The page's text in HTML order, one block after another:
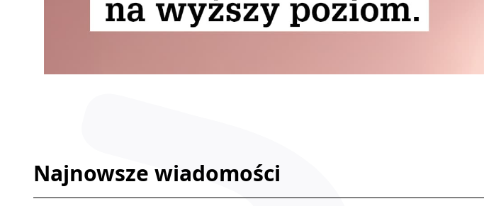
Najnowsze wiadomości